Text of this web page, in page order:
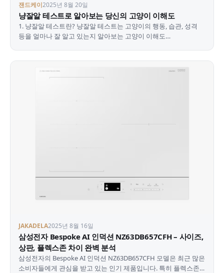
잰드케이2025년 8월 20일
냥잘알 테스트로 알아보는 당신의 고양이 이해도
1. 냥잘알 테스트란? 냥잘알 테스트는 고양이의 행동, 습관, 성격
등을 얼마나 잘 알고 있는지 알아보는 고양이 이해도
JAKADELA2025년 8월 16일
삼성전자 Bespoke AI 인덕션 NZ63DB657CFH – 사이즈,
상판, 플렉스존 차이 완벽 분석
삼성전자의 Bespoke AI 인덕션 NZ63DB657CFH 모델은 최근 많은
소비자들에게 관심을 받고 있는 인기 제품입니다. 특히 플렉스존